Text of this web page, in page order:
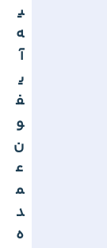
ی
ه
آ
ی
ف
و
ن
ع
م
د
ه